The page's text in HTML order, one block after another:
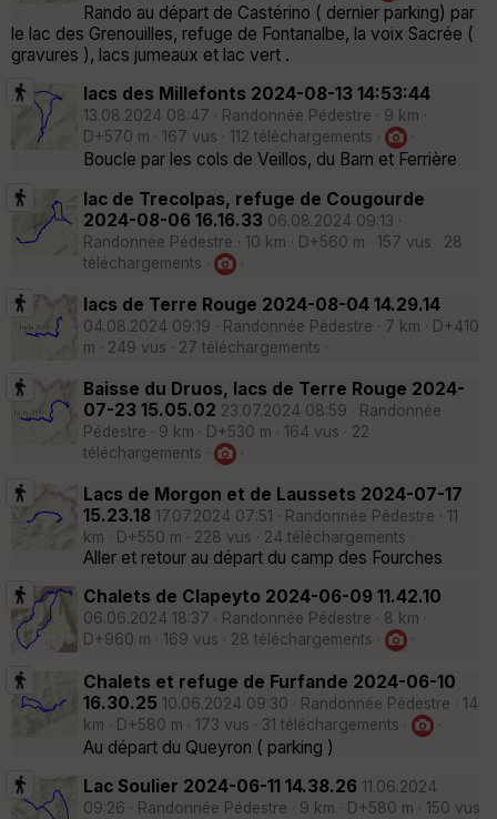
Rando au départ de Castérino ( dernier parking) par
le lac des Grenouilles, refuge de Fontanalbe, la voix Sacrée (
gravures ), lacs jumeaux et lac vert .
lacs des Millefonts 2024-08-13 14:53:44
13.08.2024 08:47 · Randonnée Pédestre · 9 km ·
D+570 m · 167 vus · 112 téléchargements ·
·
Boucle par les cols de Veillos, du Barn et Ferrière
lac de Trecolpas, refuge de Cougourde
2024-08-06 16.16.33 06.08.2024 09:13 ·
Randonnée Pédestre · 10 km · D+560 m · 157 vus · 28
téléchargements ·
·
lacs de Terre Rouge 2024-08-04 14.29.14
04.08.2024 09:19 · Randonnée Pédestre · 7 km · D+410
m · 249 vus · 27 téléchargements ·
Baisse du Druos, lacs de Terre Rouge 2024-
07-23 15.05.02 23.07.2024 08:59 · Randonnée
Pédestre · 9 km · D+530 m · 164 vus · 22
téléchargements ·
·
Lacs de Morgon et de Laussets 2024-07-17
15.23.18 17.07.2024 07:51 · Randonnée Pédestre · 11
km · D+550 m · 228 vus · 24 téléchargements ·
Aller et retour au départ du camp des Fourches
Chalets de Clapeyto 2024-06-09 11.42.10
06.06.2024 18:37 · Randonnée Pédestre · 8 km ·
D+960 m · 169 vus · 28 téléchargements ·
·
Chalets et refuge de Furfande 2024-06-10
16.30.25 10.06.2024 09:30 · Randonnée Pédestre · 14
km · D+580 m · 173 vus · 31 téléchargements ·
·
Au départ du Queyron ( parking )
Lac Soulier 2024-06-11 14.38.26 11.06.2024
09:26 · Randonnée Pédestre · 9 km · D+580 m · 150 vus